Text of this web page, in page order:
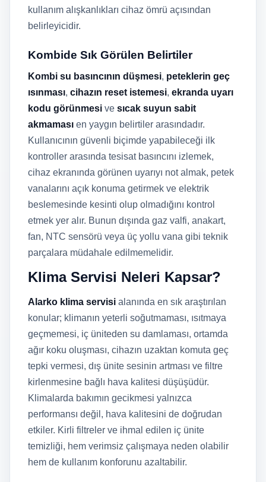
kullanım alışkanlıkları cihaz ömrü açısından
belirleyicidir.
Kombide Sık Görülen Belirtiler
Kombi su basıncının düşmesi, peteklerin geç
ısınması, cihazın reset istemesi, ekranda uyarı
kodu görünmesi ve sıcak suyun sabit
akmaması en yaygın belirtiler arasındadır.
Kullanıcının güvenli biçimde yapabileceği ilk
kontroller arasında tesisat basıncını izlemek,
cihaz ekranında görünen uyarıyı not almak, petek
vanalarını açık konuma getirmek ve elektrik
beslemesinde kesinti olup olmadığını kontrol
etmek yer alır. Bunun dışında gaz valfi, anakart,
fan, NTC sensörü veya üç yollu vana gibi teknik
parçalara müdahale edilmemelidir.
Klima Servisi Neleri Kapsar?
Alarko klima servisi alanında en sık araştırılan
konular; klimanın yeterli soğutmaması, ısıtmaya
geçmemesi, iç üniteden su damlaması, ortamda
ağır koku oluşması, cihazın uzaktan komuta geç
tepki vermesi, dış ünite sesinin artması ve filtre
kirlenmesine bağlı hava kalitesi düşüşüdür.
Klimalarda bakımın gecikmesi yalnızca
performansı değil, hava kalitesini de doğrudan
etkiler. Kirli filtreler ve ihmal edilen iç ünite
temizliği, hem verimsiz çalışmaya neden olabilir
hem de kullanım konforunu azaltabilir.